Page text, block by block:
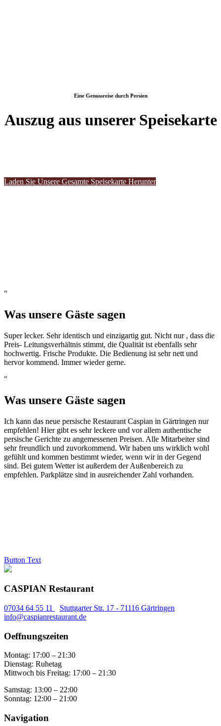
Eine Genussreise durch Persien
Auszug aus unserer Speisekarte
Laden Sie Unsere Gesamte Speisekarte Herunter
"
Was unsere Gäste sagen
Super lecker. Sehr identisch und einzigartig gut. Nicht nur , dass die
Preis- Leitungsverhältnis stimmt, die Qualität ist ebenfalls sehr
hochwertig. Frische Produkte. Die Bedienung ist sehr nett und
hervor kommend. Immer wieder gerne.
"
Was unsere Gäste sagen
Ich kann das neue persische Restaurant Caspian in Gärtringen nur
empfehlen! Hier gibt es sehr leckere und vor allem authentische
persische Gerichte zu angemessenen Preisen. Alle Mitarbeiter sind
sehr freundlich und zuvorkommend. Wir haben uns wirklich wohl
gefühlt und kommen bestimmt wieder, wenn wir in der Gegend
sind. Bei gutem Wetter ist außerdem der Außenbereich zu
empfehlen. Parkplätze sind in ausreichender Zahl vorhanden.
Button Text
CASPIAN Restaurant
07034 64 55 11
Stuttgarter Str. 17 - 71116 Gärtringen
info@caspianrestaurant.de
Oeffnungszeiten
Montag: 17:00 – 21:30
Dienstag: Ruhetag
Mittwoch bis Freitag: 17:00 – 21:30
Samstag: 13:00 – 22:00
Sonntag: 12:00 – 21:00
Navigation